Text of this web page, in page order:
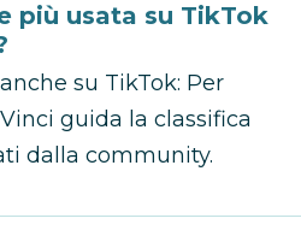
più usata su TikTok
su TikTok: Per
guida la classifica
dalla community.